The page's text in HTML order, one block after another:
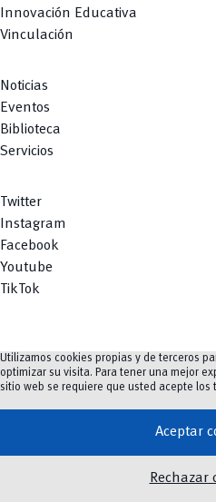
Innovación Educativa
Vinculación
Noticias
Eventos
Biblioteca
Servicios
Twitter
Instagram
Facebook
Youtube
TikTok
©2023-2026UCuenca.
Utilizamos cookies propias y de terceros
optimizar su visita. Para tener una mejor
sitio web se requiere que usted acepte los
Aceptar
Rechazar